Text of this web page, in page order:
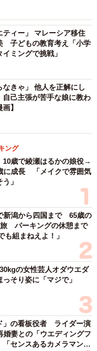
ティー」 マレーシア移住
子どもの教育考え「小学
ミングで挑戦」
なきゃ」 他人を正解にし
己主張が苦手な娘に教わ
】
ング
10歳で綾瀬はるかの娘役→
に成長 「メイクで雰囲気
」
新潟から四国まで 65歳の
パーキングの休憩まで
組まねえよ！」
の女性芸人オダウエダ
そり姿に「マジで」
」の看板役者 ライダー演
婚妻との「ウエディングフ
センスあるカメラマン求